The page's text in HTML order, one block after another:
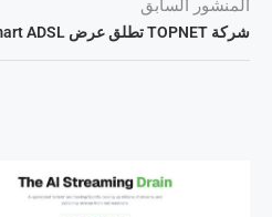
المنشور السابق
شركة TOPNET تطلق عرض Smart ADSL الجديد